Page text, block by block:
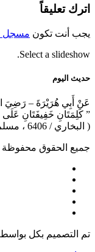
اترك تعليقاً
يجب أنت تكون مسجل
Select a slideshow.
حديث اليوم
عَنْ أَبِي هُرَيْرَةَ – رَضِيَ
” كَلِمَتَانِ خَفِيفَتَانِ عَلَى
( البخاري / 6406 ، مسلم / 2694 ) .
جميع الحقوق محفوظة © 2011 ‐
تم التصميم بكل